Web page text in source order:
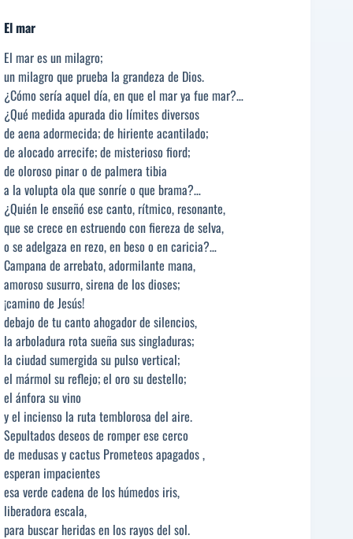
El mar
El mar es un milagro;
un milagro que prueba la grandeza de Dios.
¿Cómo sería aquel día, en que el mar ya fue mar?…
¿Qué medida apurada dio límites diversos
de aena adormecida; de hiriente acantilado;
de alocado arrecife; de misterioso fiord;
de oloroso pinar o de palmera tibia
a la volupta ola que sonríe o que brama?…
¿Quién le enseñó ese canto, rítmico, resonante,
que se crece en estruendo con fiereza de selva,
o se adelgaza en rezo, en beso o en caricia?…
Campana de arrebato, adormilante mana,
amoroso susurro, sirena de los dioses;
¡camino de Jesús!
debajo de tu canto ahogador de silencios,
la arboladura rota sueña sus singladuras;
la ciudad sumergida su pulso vertical;
el mármol su reflejo; el oro su destello;
el ánfora su vino
y el incienso la ruta temblorosa del aire.
Sepultados deseos de romper ese cerco
de medusas y cactus Prometeos apagados ,
esperan impacientes
esa verde cadena de los húmedos iris,
liberadora escala,
para buscar heridas en los rayos del sol.